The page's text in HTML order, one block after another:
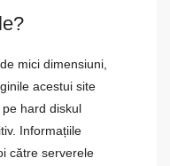
mici dimensiuni,
acestui site
hard diskul
Informațiile
către serverele